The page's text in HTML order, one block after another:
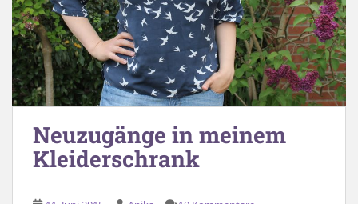
Neuzugänge in meinem
Kleiderschrank